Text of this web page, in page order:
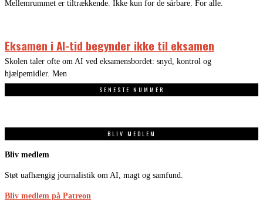
Mellemrummet er tiltrækkende. Ikke kun for de sårbare. For alle.
Eksamen i AI-tid begynder ikke til eksamen
Skolen taler ofte om AI ved eksamensbordet: snyd, kontrol og
hjælpemidler. Men
SENESTE NUMMER
BLIV MEDLEM
Bliv medlem
Støt uafhængig journalistik om AI, magt og samfund.
Bliv medlem på Patreon